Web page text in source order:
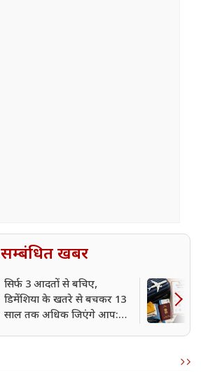
सम्बंधित खबर
सिर्फ 3 आदतों से बचिए,
डिमेंशिया के खतरे से बचकर 13
साल तक अधिक जिएंगे आप: